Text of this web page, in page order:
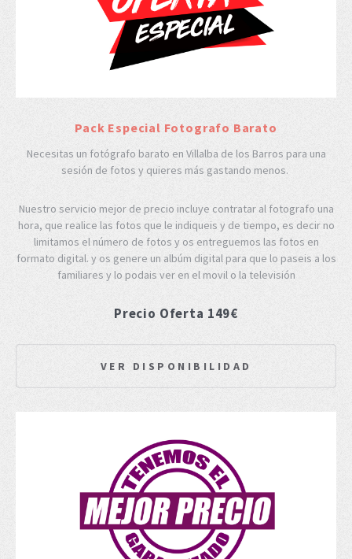
Pack Especial Fotografo Barato
Necesitas un fotógrafo barato en Villalba de los Barros para una
sesión de fotos y quieres más gastando menos.
Nuestro servicio mejor de precio incluye contratar al fotografo una
hora, que realice las fotos que le indiqueis y de tiempo, es decir no
limitamos el número de fotos y os entreguemos las fotos en
formato digital. y os genere un albúm digital para que lo paseis a los
familiares y lo podais ver en el movil o la televisión
Precio Oferta 149€
VER DISPONIBILIDAD